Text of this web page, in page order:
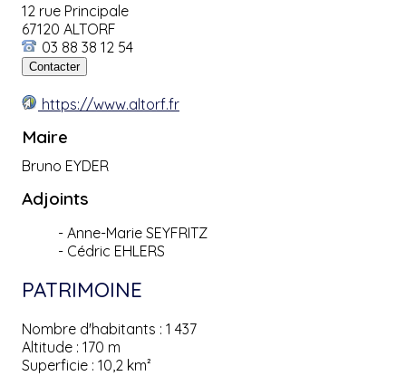
12 rue Principale
67120 ALTORF
03 88 38 12 54
https://www.altorf.fr
Maire
Bruno EYDER
Adjoints
- Anne-Marie SEYFRITZ
- Cédric EHLERS
PATRIMOINE
Nombre d'habitants : 1 437
Altitude : 170 m
Superficie : 10,2 km²